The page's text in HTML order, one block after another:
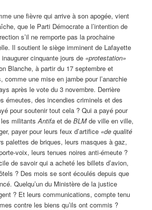
une fièvre qui arrive à son apogée, vient
que le Parti Démocrate a l’intention de
s’il ne remporte pas la prochaine
Il soutient le siège imminent de Lafayette
cinquante jours de «protestation»
Blanche, à partir du 17 septembre et
comme une mise en jambe pour l’anarchie
après le vote du 3 novembre. Derrière
émeutes, des incendies criminels et des
pour soutenir tout cela ? Qui a payé pour
les militantsAntifa et deBLMde ville en ville,
payer pour leurs feux d’artifice «de qualité
palettes de briques, leurs masques à gaz,
voix, leurs tenues noires anti-émeute ?
de savoir qui a acheté les billets d’avion,
? Des mois se sont écoulés depuis que
Quelqu’un du Ministère de la justice
? Et leurs communications, compte tenu
contre les biens qu’ils ont commis ?